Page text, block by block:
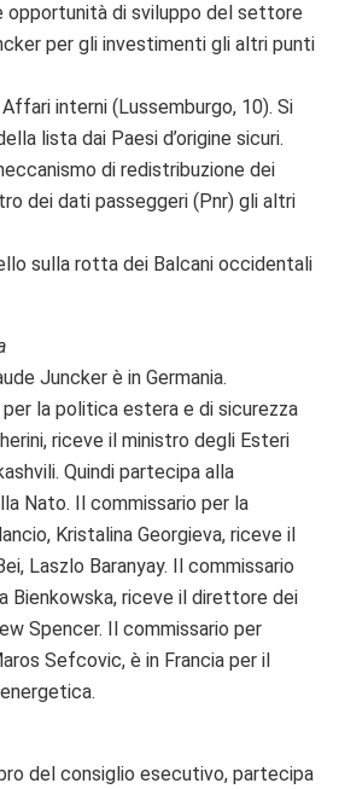
opportunità di sviluppo del settore
per gli investimenti gli altri punti
interni (Lussemburgo, 10). Si
lista dai Paesi d’origine sicuri.
di redistribuzione dei
dei dati passeggeri (Pnr) gli altri
sulla rotta dei Balcani occidentali
Juncker è in Germania.
per la politica estera e di sicurezza
riceve il ministro degli Esteri
Quindi partecipa alla
Nato. Il commissario per la
Kristalina Georgieva, riceve il
Laszlo Baranyay. Il commissario
Bienkowska, riceve il direttore dei
Spencer. Il commissario per
Sefcovic, è in Francia per il
del consiglio esecutivo, partecipa